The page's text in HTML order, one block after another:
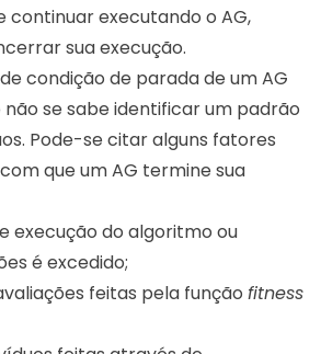
continuar executando o AG,
sua execução.
condição de parada de um AG
se sabe identificar um padrão
Pode-se citar alguns fatores
que um AG termine sua
execução do algoritmo ou
é excedido;
feitas pela função fitness